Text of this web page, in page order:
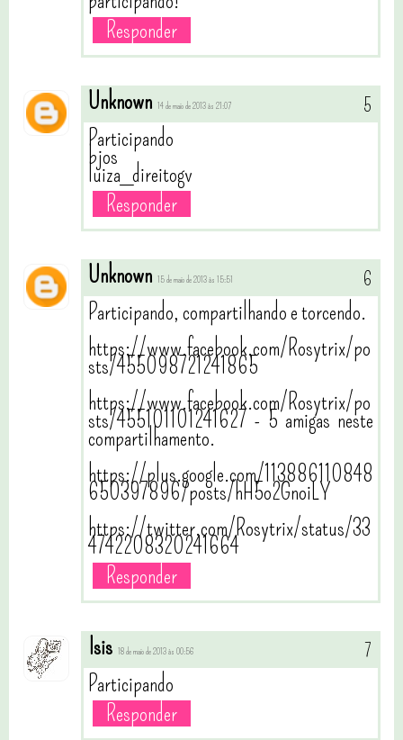
Responder
Unknown 14 de maio de 2013 às 21:07
Participando
bjos
luiza_direitogv
Responder
Unknown 15 de maio de 2013 às 15:51
Participando, compartilhando e torcendo.
https://www.facebook.com/Rosytrix/po
sts/455098721241865
https://www.facebook.com/Rosytrix/po
sts/455101101241627 - 5 amigas neste
compartilhamento.
https://plus.google.com/113886110848
650397896/posts/hH5o2GnoiLY
https://twitter.com/Rosytrix/status/33
4742208320241664
Responder
Isis 18 de maio de 2013 às 00:56
Participando
Responder